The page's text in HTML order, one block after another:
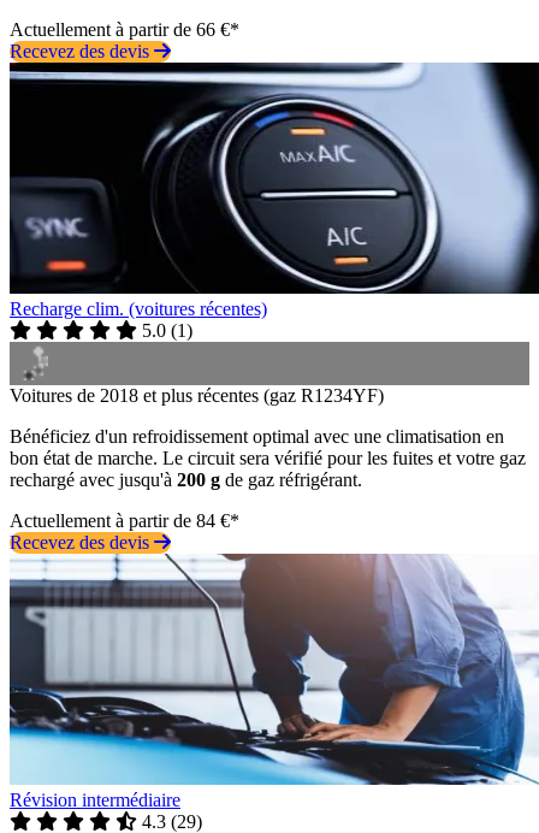
Actuellement à partir de 66 €*
Recevez des devis
Recharge clim. (voitures récentes)
5.0 (1)
Voitures de 2018 et plus récentes (gaz R1234YF)
Bénéficiez d'un refroidissement optimal avec une climatisation en
bon état de marche. Le circuit sera vérifié pour les fuites et votre gaz
rechargé avec jusqu'à 200 g de gaz réfrigérant.
Actuellement à partir de 84 €*
Recevez des devis
Révision intermédiaire
4.3 (29)